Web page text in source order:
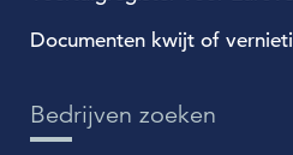
Documenten kwijt of
Bedrijven zoeken